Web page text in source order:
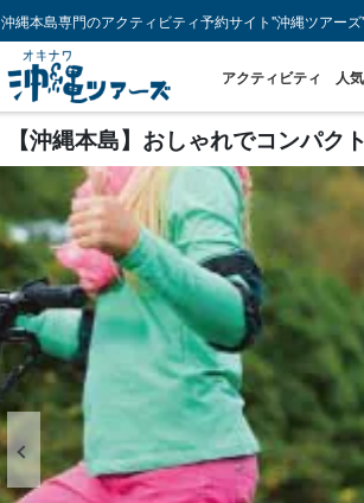
沖縄本島専門のアクティビティ予約サイト"沖縄ツアー
アクティビティ 人
【沖縄本島】おしゃれでコンパ